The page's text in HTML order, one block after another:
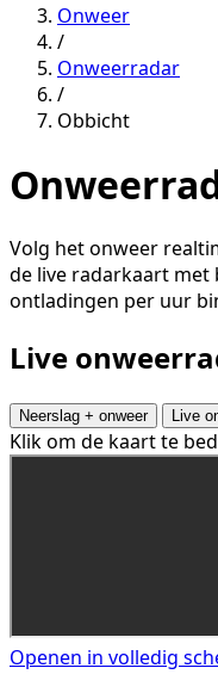
Onweer
/
Onweerradar
/
Obbicht
Volg het onweer
de live radarkaart met
ontladingen per uur
Live
Neerslag + onweer Live
Klik om de kaart te
Openen in volledig